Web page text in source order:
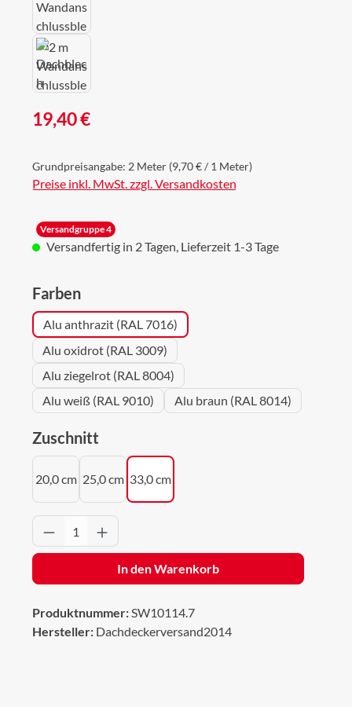
Regulärer Preis:
19,40 €
Grundpreisangabe: 2 Meter (9,70 € / 1 Meter)
Preise inkl. MwSt. zzgl. Versandkosten
Versandgruppe 4
Versandfertig in 2 Tagen, Lieferzeit 1-3 Tage
Farbenauswählen
Alu anthrazit (RAL 7016)
Alu oxidrot (RAL 3009)
Alu ziegelrot (RAL 8004)
Alu weiß (RAL 9010)
Alu braun (RAL 8014)
Zuschnitt
20,0 cm 25,0 cm 33,0 cm
Produkt Anzahl: Gib den gewünschten
In den Warenkorb
Produktnummer:SW10114.7
Hersteller: Dachdeckerversand2014